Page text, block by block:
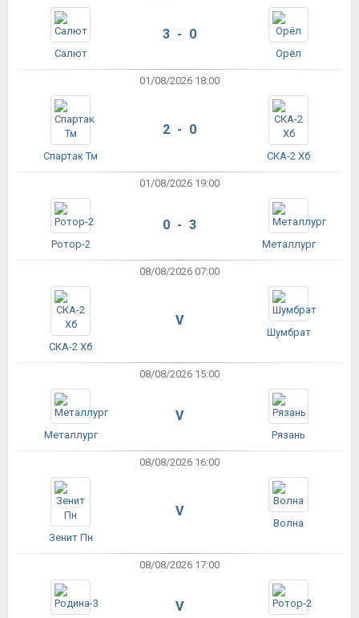
Салют
3 - 0
Орёл
01/08/2026 18:00
Спартак Тм
2 - 0
СКА-2 Хб
01/08/2026 19:00
Ротор-2
0 - 3
Металлург
08/08/2026 07:00
СКА-2 Хб
V
Шумбрат
08/08/2026 15:00
Металлург
V
Рязань
08/08/2026 16:00
Зенит Пн
V
Волна
08/08/2026 17:00
V